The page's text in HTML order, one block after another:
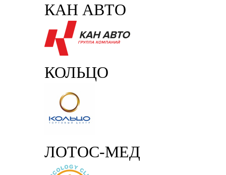
КАН АВТО
КОЛЬЦО
ЛОТОС-МЕД